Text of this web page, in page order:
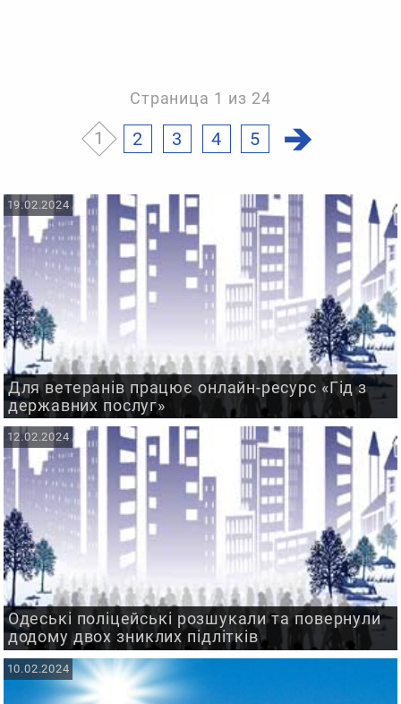
Страница 1 из 24
1 2 3 4 5
Для ветеранів працює онлайн-ресурс «Гід з
державних послуг»
19.02.2024
Одеські поліцейські розшукали та повернули
додому двох зниклих підлітків
12.02.2024
10.02.2024